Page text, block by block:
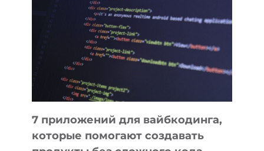
ИНСТРУМЕНТОВ
ДЛЯ
РАБОТЫ
7 приложений для вайбкодинга,
которые помогают создавать